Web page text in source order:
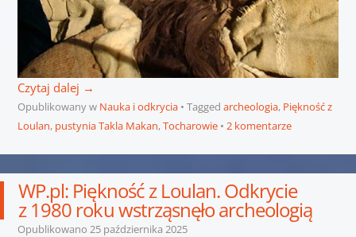
Czytaj dalej →
Opublikowany w Nauka i odkrycia Tagged archeologia, Piękność z
Loulan, pustynia Takla Makan,Tocharowie 2 komentarze
WP.pl: Piękność z Loulan. Odkrycie
z 1980 roku wstrząsnęło archeologią
Opublikowano 25 października 2025